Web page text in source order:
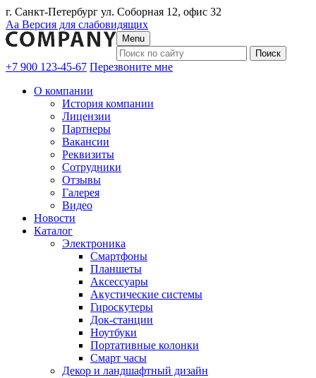
г. Санкт-Петербург ул. Соборная 12, офис 32
Аа Версия для слабовидящих
Menu
+7 900 123-45-67 Перезвоните мне
О компании
История компании
Лицензии
Партнеры
Вакансии
Реквизиты
Сотрудники
Отзывы
Галерея
Видео
Новости
Каталог
Электроника
Смартфоны
Планшеты
Аксессуары
Акустические системы
Гироскутеры
Док-станции
Ноутбуки
Портативные колонки
Смарт часы
Декор и ландшафтный дизайн